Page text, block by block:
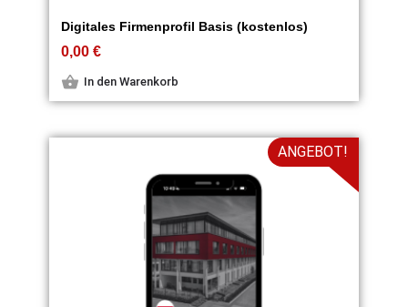
Digitales Firmenprofil Basis (kostenlos)
0,00€
In den Warenkorb
ANGEBOT!